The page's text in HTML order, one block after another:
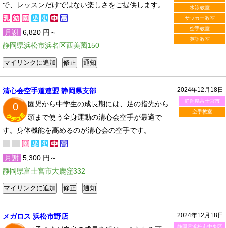
水泳教室
サッカー教室
空手教室
英語教室
で、レッスンだけではない楽しさをご提供します。
月謝 6,820 円～
静岡県浜松市浜名区西美薗150
2024年12月18日
静岡県富士宮市
空手教室
清心会空手道連盟 静岡県支部
0
園児から中学生の成長期には、足の指先から
頭まで使う全身運動の清心会空手が最適で
す。身体機能を高めるのが清心会の空手です。
月謝 5,300 円～
静岡県富士宮市大鹿窪332
2024年12月18日
静岡県浜松市中央区
メガロス 浜松市野店